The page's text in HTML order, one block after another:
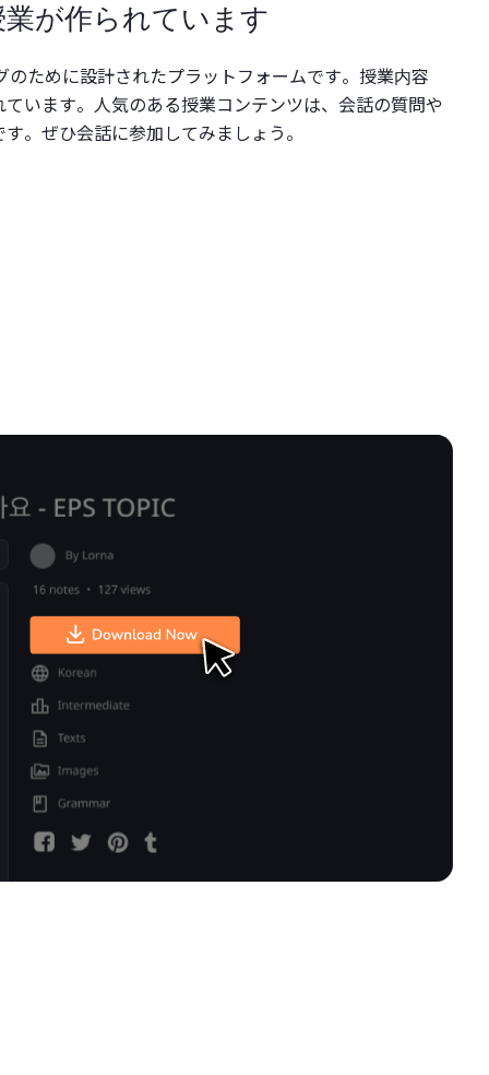
が作られています
ために設計されたプラットフォームです。授業内容
います。人気のある授業コンテンツは、会話の質問や
。ぜひ会話に参加してみましょう。